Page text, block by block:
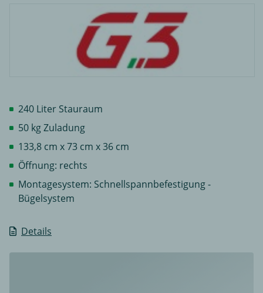
Details
240 Liter Stauraum
50 kg Zuladung
133,8 cm x 73 cm x 36 cm
Öffnung: rechts
Montagesystem: Schnellspannbefestigung -
Bügelsystem